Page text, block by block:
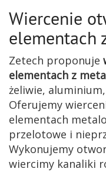
Wiercenie
elementach
Zetech proponuje
elementach z
żeliwie,
Oferujemy
elementach
przelotowe i
Wykonujemy
wiercimy kanaliki